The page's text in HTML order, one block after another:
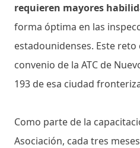
requieren mayores
forma óptima en las
estadounidenses. Este
convenio de la ATC de
193 de esa ciudad
Como parte de la
Asociación, cada tres